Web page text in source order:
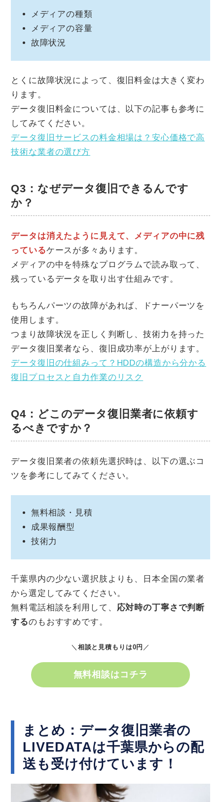
メディアの種類
メディアの容量
故障状況
とくに故障状況によって、復旧料金は大きく変わ
ります。
データ復旧料金については、以下の記事も参考に
してみてください。
データ復旧サービスの料金相場は？安心価格で高
技術な業者の選び方
Q3：なぜデータ復旧できるんです
か？
データは消えたように見えて、メディアの中に残
っているケースが多々あります。
メディアの中を特殊なプログラムで読み取って、
残っているデータを取り出す仕組みです。
もちろんパーツの故障があれば、ドナーパーツを
使用します。
つまり故障状況を正しく判断し、技術力を持った
データ復旧業者なら、復旧成功率が上がります。
データ復旧の仕組みって？HDDの構造から分かる
復旧プロセスと自力作業のリスク
Q4：どこのデータ復旧業者に依頼す
るべきですか？
データ復旧業者の依頼先選択時は、以下の選ぶコ
ツを参考にしてみてください。
無料相談・見積
成果報酬型
技術力
千葉県内の少ない選択肢よりも、日本全国の業者
から選定してみてください。
無料電話相談を利用して、 応対時の丁寧さで判断
するのもおすすめです。
＼ 相談と見積もりは0円 ／
無料相談はコチラ
まとめ：データ復旧業者の
LIVEDATAは千葉県からの配
送も受け付けています！